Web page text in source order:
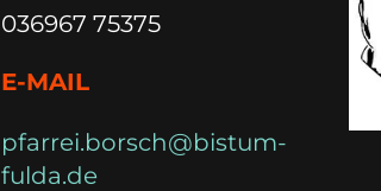
036967 75375
E-MAIL
pfarrei.borsch@bistum-
fulda.de